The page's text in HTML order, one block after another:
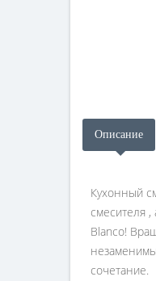
Описание
Кухонный
смесителя
Blanco!
сочетание.